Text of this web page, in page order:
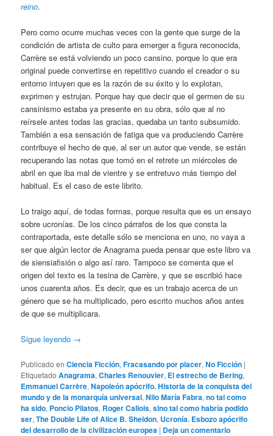
reino.
Pero como ocurre muchas veces con la gente que surge de la
condición de artista de culto para emerger a figura reconocida,
Carrère se está volviendo un poco cansino, porque lo que era
original puede convertirse en repetitivo cuando el creador o su
entorno intuyen que es la razón de su éxito y lo explotan,
exprimen y estrujan. Porque hay que decir que el germen de su
cansinismo estaba ya presente en su obra, sólo que al no
reírsele antes todas las gracias, quedaba un tanto subsumido.
También a esa sensación de fatiga que va produciendo Carrère
contribuye el hecho de que, al ser un autor que vende, se están
recuperando las notas que tomó en el retrete un miércoles de
abril en que iba mal de vientre y se entretuvo más tiempo del
habitual. Es el caso de este librito.
Lo traigo aquí, de todas formas, porque resulta que es un ensayo
sobre ucronías. De los cinco párrafos de los que consta la
contraportada, este detalle sólo se menciona en uno, no vaya a
ser que algún lector de Anagrama pueda pensar que este libro va
de siensiafisión o algo así raro. Tampoco se comenta que el
origen del texto es la tesina de Carrère, y que se escribió hace
unos cuarenta años. Es decir, que es un trabajo acerca de un
género que se ha multiplicado, pero escrito muchos años antes
de que se multiplicara.
Sigue leyendo →
Publicado en Ciencia Ficción,Fracasando por placer,No Ficción |
Etiquetado Anagrama,Charles Renouvier, El estrecho de Bering,
Emmanuel Carrère,Napoleón apócrifo. Historia de la conquista del
mundo y de la monarquía universal,Nilo María Fabra,no tal como
ha sido, Poncio Pilatos, Roger Callois,sino tal como habría podido
ser,The Double Life of Alice B. Sheldon, Ucronía. Esbozo apócrifo
del desarrollo de la civilización europea | Deja un comentario